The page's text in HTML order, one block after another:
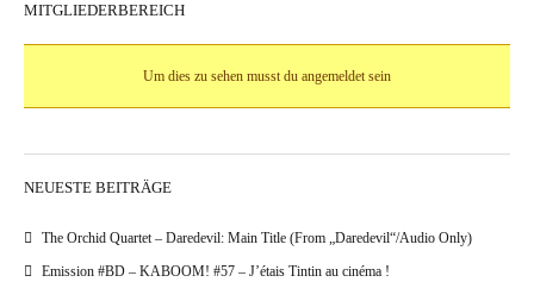
MITGLIEDERBEREICH
Um dies zu sehen musst du angemeldet sein
NEUESTE BEITRÄGE
The Orchid Quartet – Daredevil: Main Title (From „Daredevil“/Audio Only)
Emission #BD – KABOOM! #57 – J’étais Tintin au cinéma !